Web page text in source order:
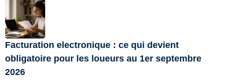
Facturation electronique : ce qui devient
obligatoire pour les loueurs au 1er septembre
2026